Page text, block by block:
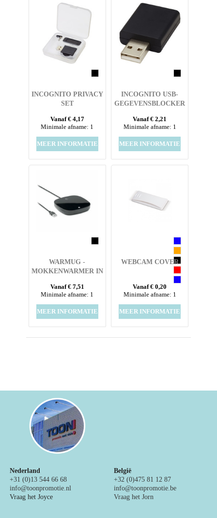
INCOGNITO PRIVACY
SET
Vanaf € 4,17
Minimale afname: 1
MEER INFORMATIE
INCOGNITO USB-
GEGEVENSBLOCKER
Vanaf € 2,21
Minimale afname: 1
MEER INFORMATIE
WARMUG -
MOKKENWARMER IN
Vanaf € 7,51
Minimale afname: 1
MEER INFORMATIE
WEBCAM COVER
Vanaf € 0,20
Minimale afname: 1
MEER INFORMATIE
Nederland
+31 (0)13 544 66 68
info@toonpromotie.nl
Vraag het Joyce
België
+32 (0)475 81 12 87
info@toonpromotie.be
Vraag het Jorn